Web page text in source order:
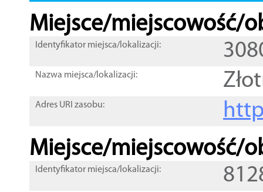
Miejsce/miejscowość/
Identyfikator miejsca/lokalizacji:
Nazwa miejsca/lokalizacji:
Adres URI zasobu:
Miejsce/miejscowość/
Identyfikator miejsca/lokalizacji: